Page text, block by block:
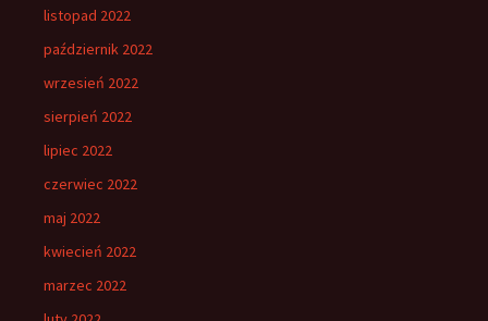
listopad 2022
październik 2022
wrzesień 2022
sierpień 2022
lipiec 2022
czerwiec 2022
maj 2022
kwiecień 2022
marzec 2022